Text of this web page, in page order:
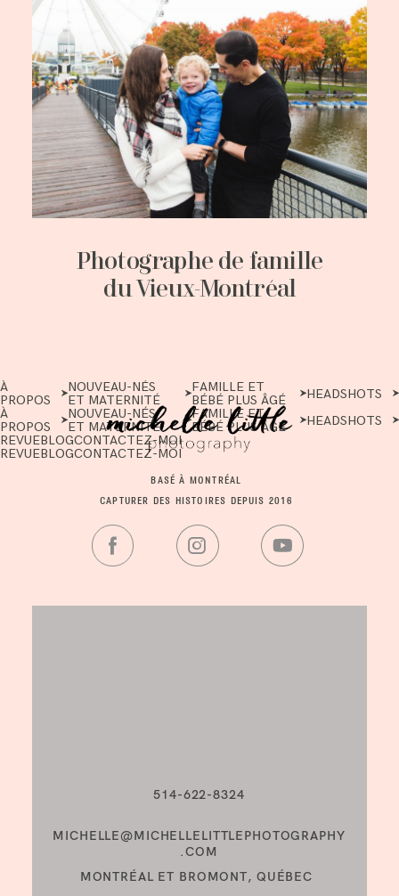
Photographe de famille
du Vieux-Montréal
514-622-8324
À
PROPOS
NOUVEAU-NÉS
ET MATERNITÉ
FAMILLE ET
BÉBÉ PLUS ÂGÉ
HEADSHOTS
À
PROPOS
NOUVEAU-NÉS
ET MATERNITÉ
FAMILLE ET
BÉBÉ PLUS ÂGÉ
HEADSHOTS
REVUEBLOGCONTACTEZ-MOI
REVUEBLOGCONTACTEZ-MOI
MICHELLE@MICHELLELITTLEPHOTOGRAPHY
.COM
BASÉ À MONTRÉAL
CAPTURER DES HISTOIRES DEPUIS 2016
MONTRÉAL ET BROMONT, QUÉBEC